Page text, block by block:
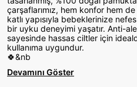
çarşaflarımız, hem konfor hem
katlı yapısıyla bebeklerinize
bir uyku deneyimi yaşatır. Anti-
sayesinde hassas ciltler için
kullanıma uygundur.
🍀&nb
Devamını Göster